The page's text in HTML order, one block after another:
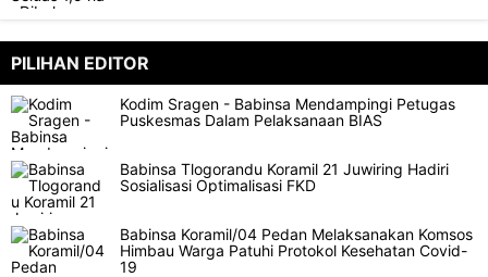
PILIHAN EDITOR
Kodim Sragen - Babinsa Mendampingi Petugas
Puskesmas Dalam Pelaksanaan BIAS
Babinsa Tlogorandu Koramil 21 Juwiring Hadiri
Sosialisasi Optimalisasi FKD
Babinsa Koramil/04 Pedan Melaksanakan Komsos
Himbau Warga Patuhi Protokol Kesehatan Covid-
19